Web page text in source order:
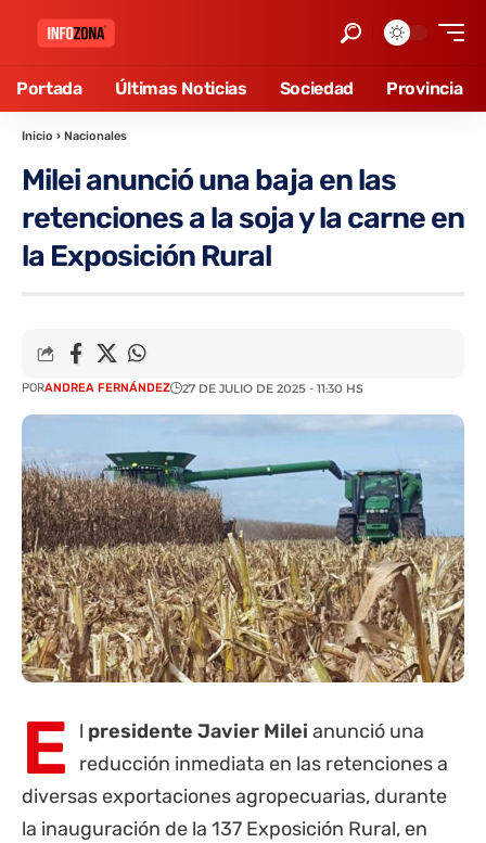
Portada Últimas Noticias Sociedad Provincia
Inicio › Nacionales
Milei anunció una baja en las
retenciones a la soja y la carne en
la Exposición Rural
PORANDREA FERNÁNDEZ 27 DE JULIO DE 2025 - 11:30 HS
E l presidente Javier Milei anunció una
reducción inmediata en las retenciones a
diversas exportaciones agropecuarias, durante
la inauguración de la 137 Exposición Rural, en